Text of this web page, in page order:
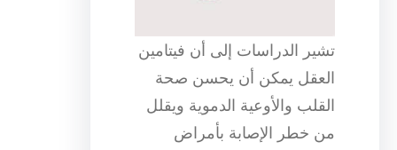
تشير الدراسات إلى أن فيتامين
العقل يمكن أن يحسن صحة
القلب والأوعية الدموية ويقلل
من خطر الإصابة بأمراض